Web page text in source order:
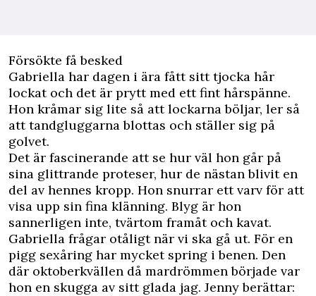
Försökte få besked
Gabriella har dagen i ära fått sitt tjocka hår
lockat och det är prytt med ett fint hårspänne.
Hon kråmar sig lite så att lockarna böljar, ler så
att tandgluggarna blottas och ställer sig på
golvet.
Det är fascinerande att se hur väl hon går på
sina glittrande proteser, hur de nästan blivit en
del av hennes kropp. Hon snurrar ett varv för att
visa upp sin fina klänning. Blyg är hon
sannerligen inte, tvärtom framåt och kavat.
Gabriella frågar otåligt när vi ska gå ut. För en
pigg sexåring har mycket spring i benen. Den
där oktoberkvällen då mardrömmen började var
hon en skugga av sitt glada jag. Jenny berättar: